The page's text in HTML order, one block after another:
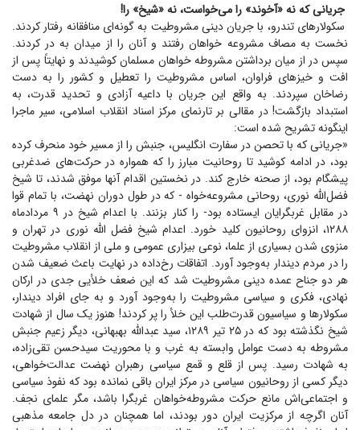
جریانی که نه «آخوند» را می‌خواست، نه «شیخ» را!
سکولار‌های تندرو، با جریان دینی مشروطیت به گونه‌ای منافقانه رفتار کردند.
نخست به مصاف مشروعه خواهان رفتند و آنان را از میدان به در کردند.
سپس در از میان برداشتن مشروطه خواهان مسلمان کوشیدند و نهایتاً پس از
افت و خیز‌های فراوان، اساس مشروطیت را تعطیل و کشور را به دست
رضاخان سپردند. به واقع این جریان با داعیه آزادی و تحدید قدرت، به
استبداد بازگشت! در مقالی بر تارنمای مرکز اسناد انقلاب اسلامی، سیر ماجرا
اینگونه تشریح شده است:
«جریانی که با تحصن در سفارت انگلیس، جنبش را از مسیر خود منحرف کرده
بود، در ادامه کوشید تا روحانیت مبارز را که همواره در حرکت‌های ضدغربی
پیشگام بود، از صحنه خارج کند. در نخستین اقدام آنها موفق شدند، تا شیخ
فضل‌الله نوری، روحانی مشروعه‌خواه - که در طول دوران نهضت، با تمام قوا
در مقابل غربگرایان ایستاده بود- را کنار بزنند. با اعدام شیخ در ۹ مردادماه
۱۲۸۸، انزوای روحانیون کلید خورد. اعدام شیخ فضل الله نوری در تهران و
منزوی شدن بسیاری از علما، نوعی بیزاری عمومی و ملی از انقلاب مشروطیت
را در مردم دیندار به‌وجود آورد. اتفاقات رخ‌داده در نهایت باعث ضعیف شدن
هر دو جناح عمده دینی مشروطیت شد که این ضعف خلأیی جدی در ارکان
نهادی، فکری و سیاسی مشروطیت را به‌وجود آورد و به جای افراد دیندار،
سکولار‌ها و سیاسیون قدرت‌طلب این خلأ را پر کردند! هنوز یک سال از شهادت
شیخ نگذشته بود که در ۲۵ تیر ۱۲۸۹، سید عبدالله بهبهانی، دیگر زعیم جنبش
مشروطه به دست عوامل وابسته به غرب و با محوریت سیدحسن تقی‌زاده،
به شهادت رسید. پس از قلع و قمع سیاسی رهبران نهضت عدالت‌خواهی،
دیگر کسی از روحانیون سیاسی در مرکز ایران باقی نمانده بود که نفوذ سیاسی
و اجتماعی‌اش مانع حرکت مشروطه‌خواهان غربگرا باشد، مگر علمای نجف.
آنان اگرچه از مرکزیت ایران دور بودند، اما همچنان در دل جامعه مذهبی